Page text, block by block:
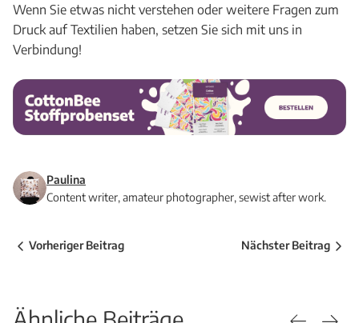
Wenn Sie etwas nicht verstehen oder weitere Fragen zum
Druck auf Textilien haben, setzen Sie sich mit uns in
Verbindung!
Paulina
Content writer, amateur photographer, sewist after work.
Vorheriger Beitrag Nächster Beitrag